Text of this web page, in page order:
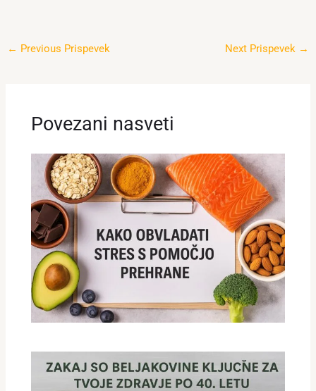
← Previous Prispevek Next Prispevek →
Povezani nasveti